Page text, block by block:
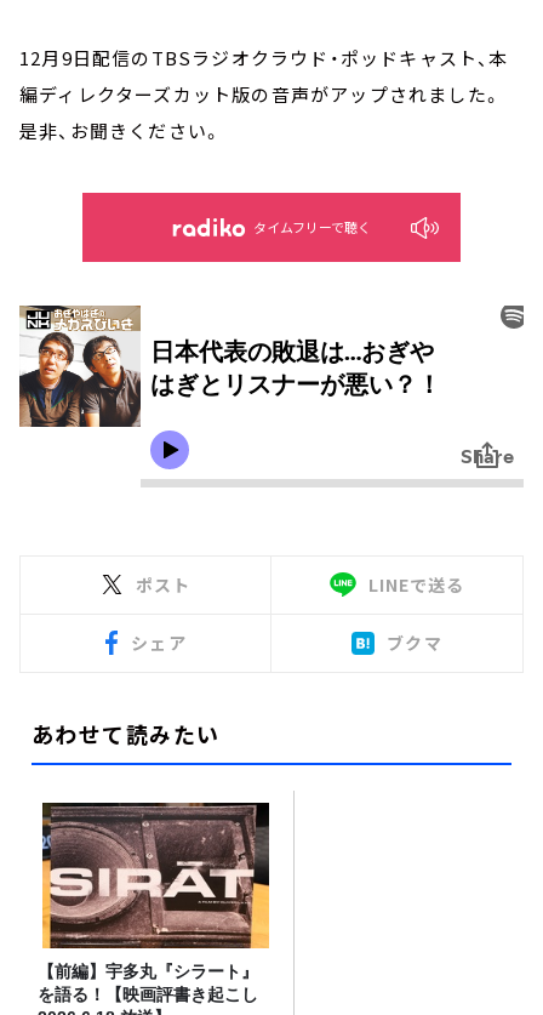
12月9日配信のTBSラジオクラウド・ポッドキャスト、本
編ディレクターズカット版の音声がアップされました。
是非、お聞きください。
タイムフリーで聴く
ポスト LINEで送る
シェア ブクマ
あわせて読みたい
【前編】宇多丸『シラート』
を語る！【映画評書き起こし